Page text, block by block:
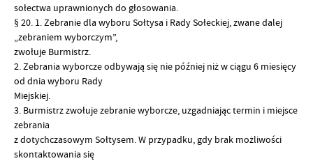
sołectwa uprawnionych do głosowania.
§ 20. 1. Zebranie dla wyboru Sołtysa i Rady Sołeckiej, zwane dalej
„zebraniem wyborczym”,
zwołuje Burmistrz.
2. Zebrania wyborcze odbywają się nie później niż w ciągu 6 miesięcy
od dnia wyboru Rady
Miejskiej.
3. Burmistrz zwołuje zebranie wyborcze, uzgadniając termin i miejsce
zebrania
z dotychczasowym Sołtysem. W przypadku, gdy brak możliwości
skontaktowania się